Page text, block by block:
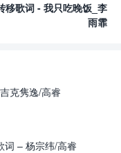
移歌词 - 我只吃晚饭_李
雨霏
克隽逸/高睿
词 – 杨宗纬/高睿